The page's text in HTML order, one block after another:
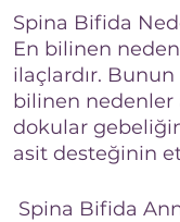
Spina Bifida
En bilinen
ilaçlardır.
bilinen nedenler
dokular
asit desteğinin
Spina Bifida